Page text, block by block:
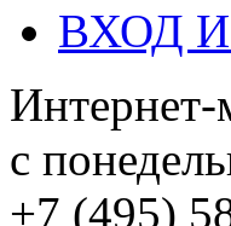
ВХОД
Интернет-
с
+7 (495)